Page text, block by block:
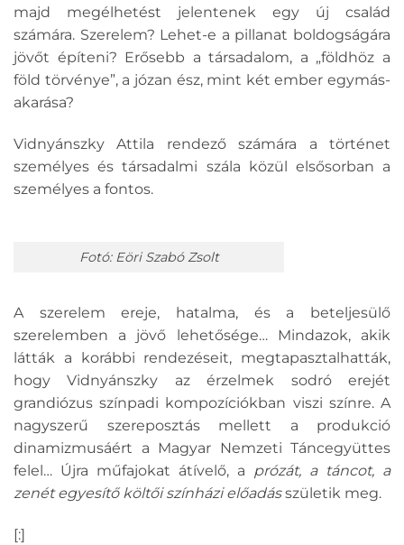
majd megélhetést jelentenek egy új család
számára. Szerelem? Lehet-e a pillanat boldogságára
jövőt építeni? Erősebb a társadalom, a „földhöz a
föld törvénye”, a józan ész, mint két ember egymás-
akarása?
Vidnyánszky Attila rendező számára a történet
személyes és társadalmi szála közül elsősorban a
személyes a fontos.
Fotó: Eöri Szabó Zsolt
A szerelem ereje, hatalma, és a beteljesülő
szerelemben a jövő lehetősége… Mindazok, akik
látták a korábbi rendezéseit, megtapasztalhatták,
hogy Vidnyánszky az érzelmek sodró erejét
grandiózus színpadi kompozíciókban viszi színre. A
nagyszerű szereposztás mellett a produkció
dinamizmusáért a Magyar Nemzeti Táncegyüttes
felel… Újra műfajokat átívelő, a prózát, a táncot, a
zenét egyesítő költői színházi előadásszületik meg.
[:]